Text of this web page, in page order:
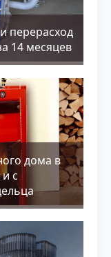
перерасход
14 месяцев
дома в
с